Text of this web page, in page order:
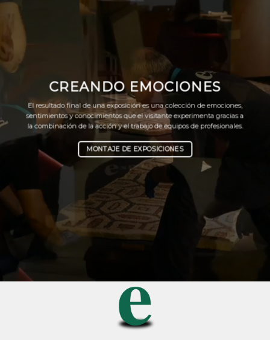
CREANDO EMOCIONES
El resultado final de una exposición es una colección de emociones,
sentimientos y conocimientos que el visitante experimenta gracias a
la combinación de la acción y el trabajo de equipos de profesionales.
MONTAJE DE EXPOSICIONES